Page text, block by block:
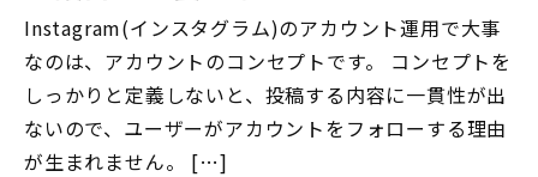
Instagram(インスタグラム)のアカウント運用で大事
なのは、アカウントのコンセプトです。 コンセプトを
しっかりと定義しないと、投稿する内容に一貫性が出
ないので、ユーザーがアカウントをフォローする理由
が生まれません。 […]